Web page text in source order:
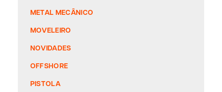
METAL MECÂNICO
MOVELEIRO
NOVIDADES
OFFSHORE
PISTOLA